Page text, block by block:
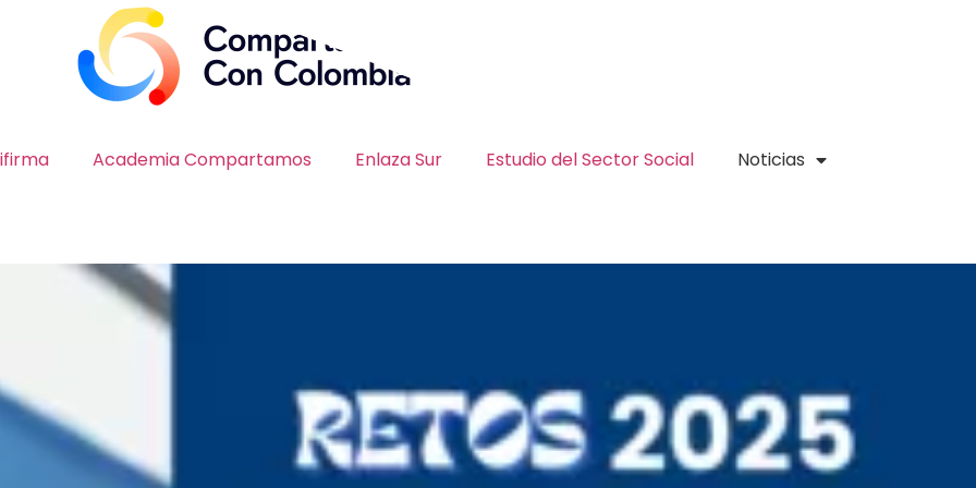
Academia Compartamos Enlaza Sur Estudio del Sector Social Noticias